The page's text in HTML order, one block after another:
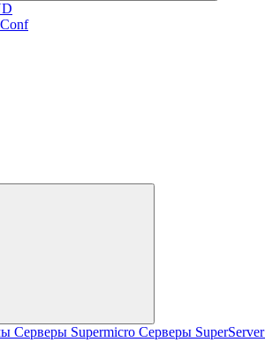
Серверы Supermicro Серверы SuperServer